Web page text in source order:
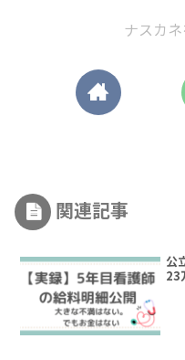
ナスカ
関連記事
公
23